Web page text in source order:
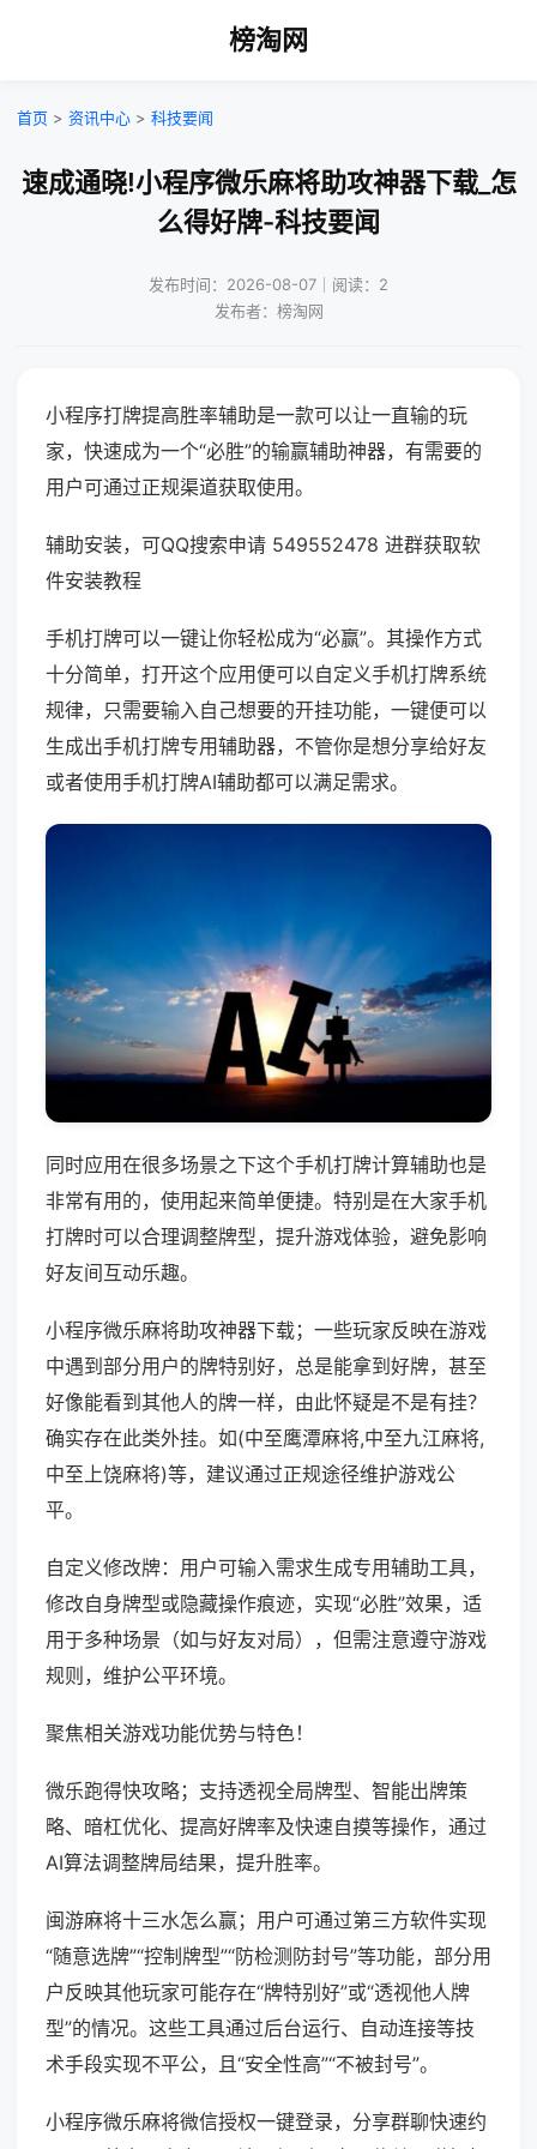
榜淘网
首页 > 资讯中心 > 科技要闻
速成通晓!小程序微乐麻将助攻神器下载_怎
么得好牌-科技要闻
发布时间：2026-08-07｜阅读：2
发布者：榜淘网
小程序打牌提高胜率辅助是一款可以让一直输的玩
家，快速成为一个“必胜”的输赢辅助神器，有需要的
用户可通过正规渠道获取使用。
辅助安装，可QQ搜索申请 549552478 进群获取软
件安装教程
手机打牌可以一键让你轻松成为“必赢”。其操作方式
十分简单，打开这个应用便可以自定义手机打牌系统
规律，只需要输入自己想要的开挂功能，一键便可以
生成出手机打牌专用辅助器，不管你是想分享给好友
或者使用手机打牌AI辅助都可以满足需求。
同时应用在很多场景之下这个手机打牌计算辅助也是
非常有用的，使用起来简单便捷。特别是在大家手机
打牌时可以合理调整牌型，提升游戏体验，避免影响
好友间互动乐趣。
小程序微乐麻将助攻神器下载；一些玩家反映在游戏
中遇到部分用户的牌特别好，总是能拿到好牌，甚至
好像能看到其他人的牌一样，由此怀疑是不是有挂？
确实存在此类外挂。如(中至鹰潭麻将,中至九江麻将,
中至上饶麻将)等，建议通过正规途径维护游戏公
平。
自定义修改牌：用户可输入需求生成专用辅助工具，
修改自身牌型或隐藏操作痕迹，实现“必胜”效果，适
用于多种场景（如与好友对局），但需注意遵守游戏
规则，维护公平环境。
聚焦相关游戏功能优势与特色！
微乐跑得快攻略；支持透视全局牌型、智能出牌策
略、暗杠优化、提高好牌率及快速自摸等操作，通过
AI算法调整牌局结果，提升胜率。
闽游麻将十三水怎么赢；用户可通过第三方软件实现
“随意选牌”“控制牌型”“防检测防封号”等功能，部分用
户反映其他玩家可能存在“牌特别好”或“透视他人牌
型”的情况。这些工具通过后台运行、自动连接等技
术手段实现不平公，且“安全性高”“不被封号”。
小程序微乐麻将微信授权一键登录，分享群聊快速约